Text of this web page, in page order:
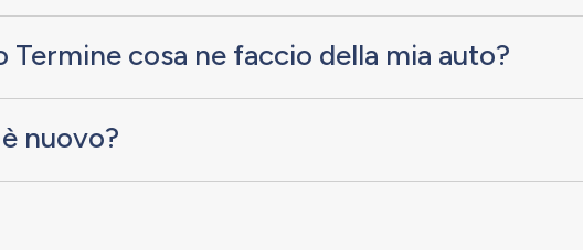
Termine cosa ne faccio della mia auto?
nuovo?